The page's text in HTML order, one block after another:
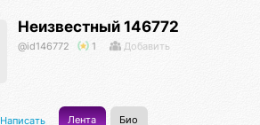
Неизвестный 146772
@id146772 1 Добавить
Написать Лента Био